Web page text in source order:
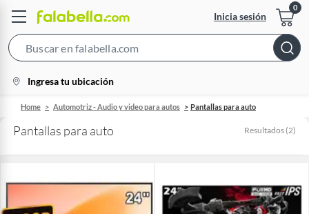
Inicia sesión
Bar
location-
icon
Ingresa tu ubicación
Home Automotriz - Audio y video para autos Pantallas para auto
Pantallas para auto Resultados (2)